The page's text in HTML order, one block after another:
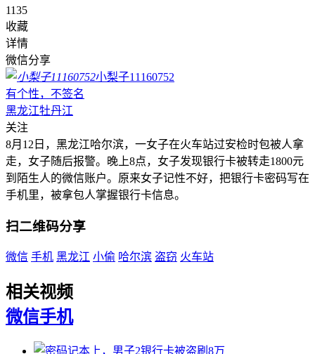
1135
收藏
详情
微信分享
小梨子11160752
有个性，不签名
黑龙江牡丹江
关注
8月12日，黑龙江哈尔滨，一女子在火车站过安检时包被人拿
走，女子随后报警。晚上8点，女子发现银行卡被转走1800元
到陌生人的微信账户。原来女子记性不好，把银行卡密码写在
手机里，被拿包人掌握银行卡信息。
扫二维码分享
微信 手机 黑龙江 小偷 哈尔滨 盗窃 火车站
相关视频
微信手机